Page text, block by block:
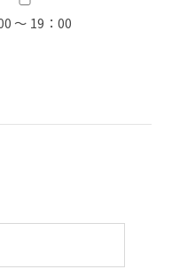
～ 19：00